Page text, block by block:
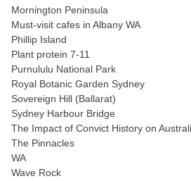
Mornington Peninsula
Must-visit cafes in Albany WA
Phillip Island
Plant protein 7-11
Purnululu National Park
Royal Botanic Garden Sydney
Sovereign Hill (Ballarat)
Sydney Harbour Bridge
The Impact of Convict History on
The Pinnacles
WA
Wave Rock